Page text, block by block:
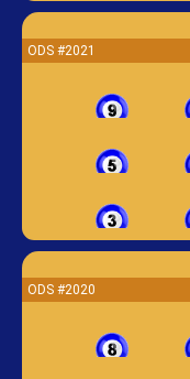
ODS #2021
ODS #2020